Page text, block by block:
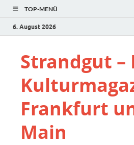
TOP-MENÜ
6. August 2026
Strandgut –
Frankfurt
Main